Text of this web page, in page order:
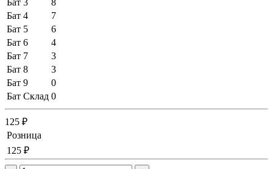
Бат 4
7
Бат 5
6
Бат 6
4
Бат 7
3
Бат 8
3
Бат 9
0
Бат Склад 0
125 ₽
Розница
125 ₽